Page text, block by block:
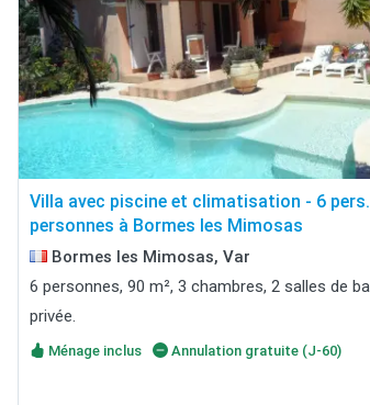
Villa avec piscine et climatisation - 6
personnes à Bormes les Mimosas
Bormes les Mimosas, Var
6 personnes, 90 m², 3 chambres, 2 salles de
privée.
Ménage inclus Annulation gratuite (J-60)